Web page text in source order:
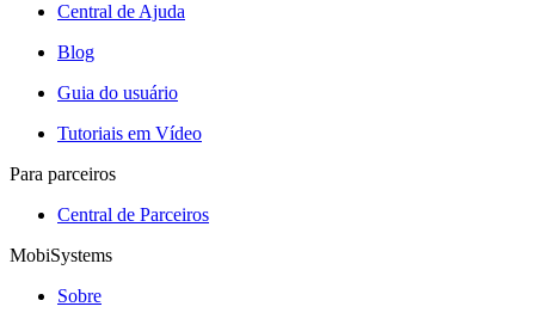
Central de Ajuda
Blog
Guia do usuário
Tutoriais em Vídeo
Para parceiros
Central de Parceiros
MobiSystems
Sobre